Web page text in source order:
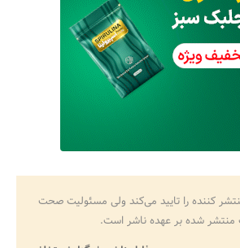
کننده را تایید می‌کند ولی مسئولیت صحت
شده بر عهده ناشر است.